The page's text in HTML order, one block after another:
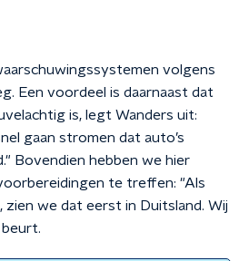
volgens
Een voordeel is daarnaast dat
is, legt Wanders uit:
gaan stromen dat auto’s
Bovendien hebben we hier
te treffen: "Als
zien we dat eerst in Duitsland. Wij
beurt.